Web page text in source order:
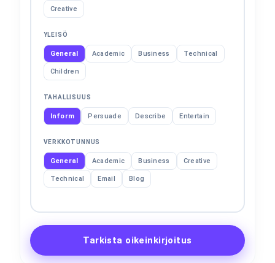
Creative
YLEISÖ
General Academic Business Technical
Children
TAHALLISUUS
Inform Persuade Describe Entertain
VERKKOTUNNUS
General Academic Business Creative
Technical Email Blog
Tarkista oikeinkirjoitus